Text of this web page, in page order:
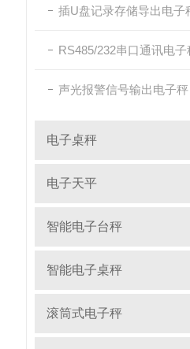
插U盘记录存储导出电子
RS485/232串口通讯电子
声光报警信号输出电子秤
电子桌秤
电子天平
智能电子台秤
智能电子桌秤
滚筒式电子秤